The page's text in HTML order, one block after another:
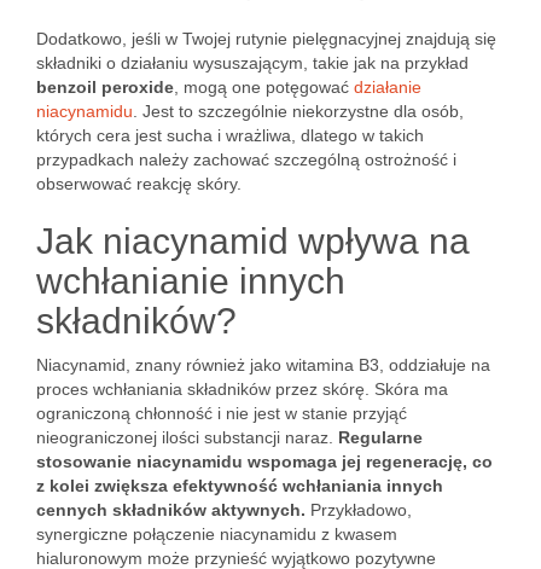
Dodatkowo, jeśli w Twojej rutynie pielęgnacyjnej znajdują się
składniki o działaniu wysuszającym, takie jak na przykład
benzoil peroxide , mogą one potęgować działanie
niacynamidu . Jest to szczególnie niekorzystne dla osób,
których cera jest sucha i wrażliwa, dlatego w takich
przypadkach należy zachować szczególną ostrożność i
obserwować reakcję skóry.
Jak niacynamid wpływa na
wchłanianie innych
składników?
Niacynamid, znany również jako witamina B3, oddziałuje na
proces wchłaniania składników przez skórę. Skóra ma
ograniczoną chłonność i nie jest w stanie przyjąć
nieograniczonej ilości substancji naraz. Regularne
stosowanie niacynamidu wspomaga jej regenerację, co
z kolei zwiększa efektywność wchłaniania innych
cennych składników aktywnych. Przykładowo,
synergiczne połączenie niacynamidu z kwasem
hialuronowym może przynieść wyjątkowo pozytywne